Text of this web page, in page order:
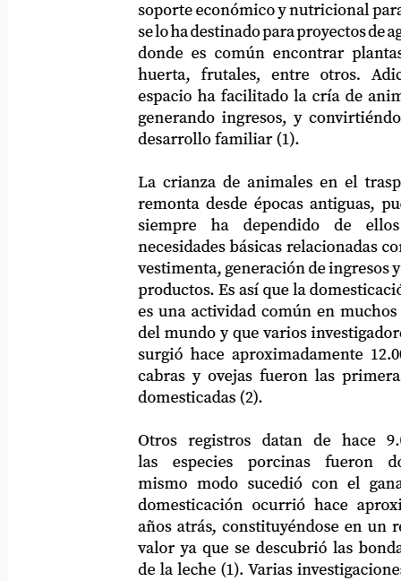
soporte económico y nutricional para las
se lo ha destinado para proyectos de
donde es común encontrar plantas
huerta,
frutales, entre otros.
espacio ha facilitado la cría de
generando ingresos, y convirtiéndose
desarrollo familiar (1).
La crianza de animales en el traspatio
remonta desde épocas antiguas, pues el
siempre
ha dependido de
ellos
necesidades básicas relacionadas con la
vestimenta, generación de ingresos y
productos. Es así que la domesticación
es una actividad común en muchos
del mundo y que varios investigadores
surgió hace aproximadamente 12.000
cabras y ovejas fueron las primeras
domesticadas (2).
Otros registros datan de hace
las
especies porcinas fueron
mismo modo sucedió con el ganado
domesticación ocurrió hace
años atrás, constituyéndose en un
valor ya que se descubrió las bondades
de la leche (1). Varias investigaciones